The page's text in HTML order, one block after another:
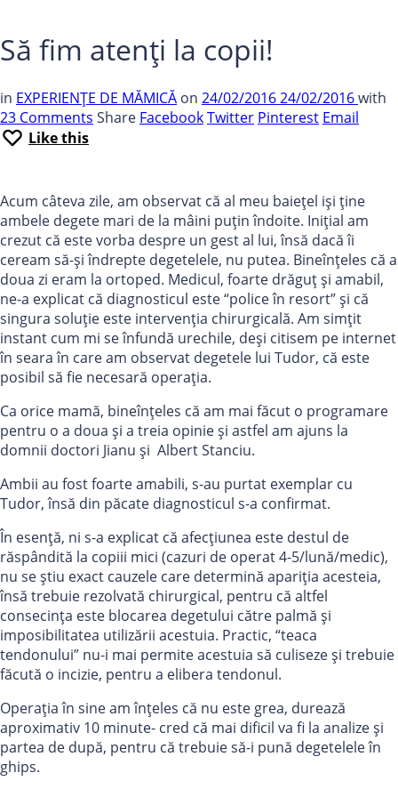
Radu
Să fim atenți la copii!
in EXPERIENȚE DE MĂMICĂ on 24/02/201624/02/2016with
23 Comments Share FacebookTwitter Pinterest Email
Like this
Acum câteva zile, am observat că al meu baiețel iși ține
ambele degete mari de la mâini puțin îndoite. Inițial am
crezut că este vorba despre un gest al lui, însă dacă îi
ceream să-și îndrepte degetelele, nu putea. Bineînțeles că a
doua zi eram la ortoped. Medicul, foarte drăguț și amabil,
ne-a explicat că diagnosticul este “police în resort” și că
singura soluție este intervenția chirurgicală. Am simțit
instant cum mi se înfundă urechile, deși citisem pe internet
în seara în care am observat degetele lui Tudor, că este
posibil să fie necesară operația.
Ca orice mamă, bineînțeles că am mai făcut o programare
pentru o a doua și a treia opinie și astfel am ajuns la
domnii doctori Jianu și Albert Stanciu.
Ambii au fost foarte amabili, s-au purtat exemplar cu
Tudor, însă din păcate diagnosticul s-a confirmat.
În esență, ni s-a explicat că afecțiunea este destul de
răspândită la copiii mici (cazuri de operat 4-5/lună/medic),
nu se știu exact cauzele care determină apariția acesteia,
însă trebuie rezolvată chirurgical, pentru că altfel
consecința este blocarea degetului către palmă și
imposibilitatea utilizării acestuia. Practic, “teaca
tendonului” nu-i mai permite acestuia să culiseze și trebuie
făcută o incizie, pentru a elibera tendonul.
Operația în sine am înțeles că nu este grea, durează
aproximativ 10 minute- cred că mai dificil va fi la analize și
partea de după, pentru că trebuie să-i pună degetelele în
ghips.